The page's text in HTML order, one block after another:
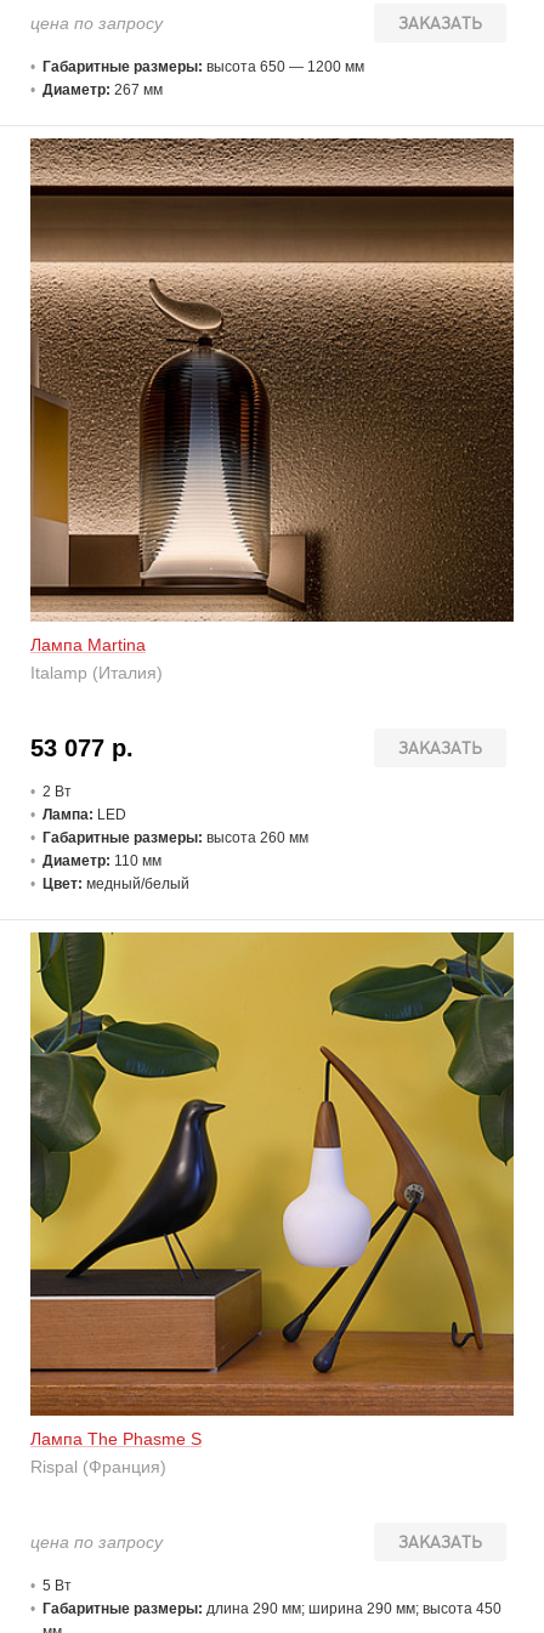
ЗАКАЗАТЬ
цена по запросу
Габаритные размеры: высота 650 — 1200 мм
Диаметр: 267 мм
Лампа Martina
Italamp (Италия)
ЗАКАЗАТЬ
53 077 р.
2 Вт
Лампа: LED
Габаритные размеры: высота 260 мм
Диаметр: 110 мм
Цвет: медный/белый
Лампа The Phasme S
Rispal (Франция)
ЗАКАЗАТЬ
цена по запросу
5 Вт
Габаритные размеры: длина 290 мм; ширина 290 мм; высота 450